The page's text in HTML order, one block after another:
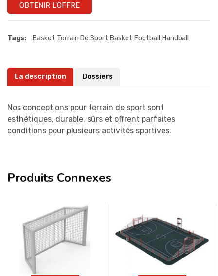
OBTENIR L'OFFRE
Tags: Basket Terrain De Sport Basket Football Handball
La description Dossiers
Nos conceptions pour terrain de sport sont
esthétiques, durable, sûrs et offrent parfaites
conditions pour plusieurs activités sportives.
Produits Connexes